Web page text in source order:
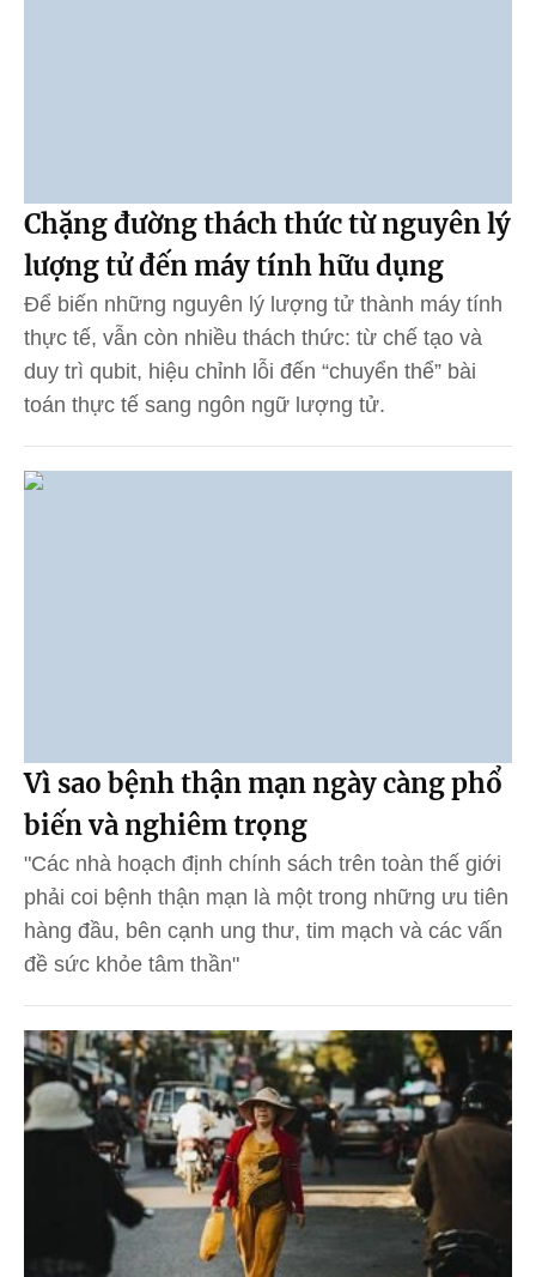
Chặng đường thách thức từ nguyên lý
lượng tử đến máy tính hữu dụng
Để biến những nguyên lý lượng tử thành máy tính
thực tế, vẫn còn nhiều thách thức: từ chế tạo và
duy trì qubit, hiệu chỉnh lỗi đến “chuyển thể” bài
toán thực tế sang ngôn ngữ lượng tử.
Vì sao bệnh thận mạn ngày càng phổ
biến và nghiêm trọng
"Các nhà hoạch định chính sách trên toàn thế giới
phải coi bệnh thận mạn là một trong những ưu tiên
hàng đầu, bên cạnh ung thư, tim mạch và các vấn
đề sức khỏe tâm thần"